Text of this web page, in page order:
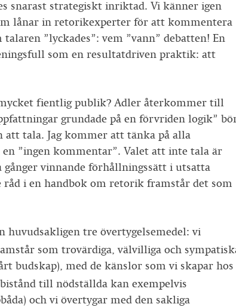
snarast strategiskt inriktad. Vi känner igen
lånar in retorikexperter för att kommentera
”lyckades”: vem ”vann” debatten! En
som en resultatdriven praktik: att
fientlig publik? Adler återkommer till
grundade på en förvriden logik”
att tala. Jag kommer att tänka på alla
”ingen kommentar”. Valet att inte tala är
vinnande förhållningssätt i utsatta
i en handbok om retorik framstår det som
huvudsakligen tre övertygelsemedel: vi
som trovärdiga, välvilliga och
budskap), med de känslor som vi skapar hos
till nödställda kan exempelvis
och vi övertygar med den sakliga